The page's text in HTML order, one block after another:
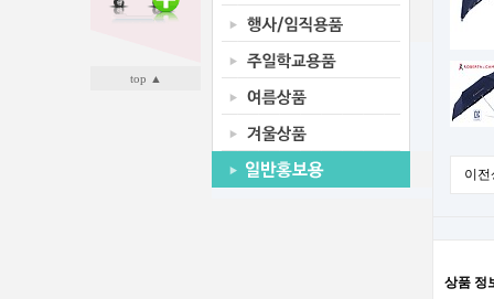
top ▲
이전
상품 정